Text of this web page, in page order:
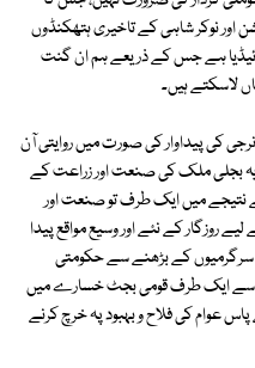
اور نوکر شاہی کے تاخیری ہتھکنڈوں
ہے جس کے ذریعے ہم ان گنت
لاسکتے ہیں۔
کی پیداوار کی صورت میں روایتی آن
بجلی ملک کی صنعت اور زراعت کے
نتیجے میں ایک طرف تو صنعت اور
روزگار کے نئے اور وسیع مواقع پیدا
کے بڑھنے سے حکومتی
سے ایک طرف قومی بجٹ خسارے میں
کی فلاح و بہبود پہ خرچ کرنے